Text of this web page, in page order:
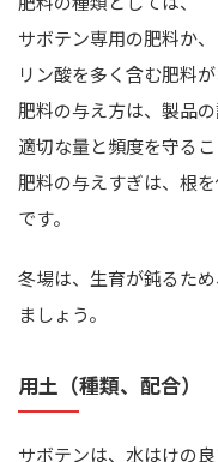
サボテン専用の肥料か、
リン酸を多く含む肥料が
肥料の与え方は、製品の
適切な量と頻度を守るこ
肥料の与えすぎは、根
です。
冬場は、生育が鈍るた
ましょう。
用土（種類、配合）
サボテンは、水はけの良